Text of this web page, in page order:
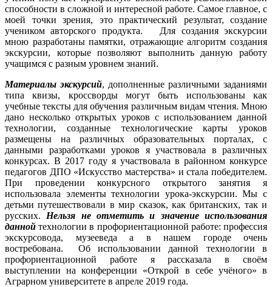
способности в сложной и интересной работе. Самое главное, с
моей точки зрения, это практический результат, создание
учеником авторского продукта. Для создания экскурсии
мною разработаны памятки, отражающие алгоритм создания
экскурсии, которые позволяют выполнить данную работу
учащимся с разным уровнем знаний.
Материалы экскурсий, дополненные различными заданиями
типа квизы, кроссворды могут быть использованы как
учебные тексты для обучения различным видам чтения. Мною
дано несколько открытых уроков с использованием данной
технологии, созданные технологические карты уроков
размещены на различных образовательных порталах, с
данными разработками уроков я участвовала в различных
конкурсах. В 2017 году я участвовала в районном конкурсе
педагогов ДПО «Искусство мастерства» и стала победителем.
При проведении конкурсного открытого занятия я
использовала элементы технологии урока-экскурсии. Мы с
детьми путешествовали в мир сказок, как британских, так и
русских. Нельзя не отметить и значение использования
данной технологии в профориентационной работе: профессия
экскурсовода, музееведа а в нашем городе очень
востребована. Об использовании данной технологии в
профориентационной работе я рассказала в своём
выступлении на конференции «Открой в себе учёного» в
Аграрном университете в апреле 2019 года.